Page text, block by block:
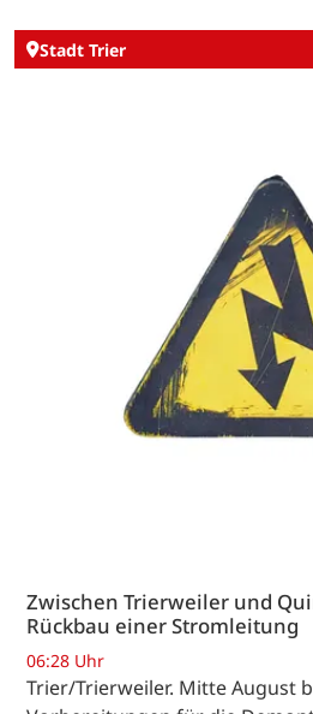
Stadt Trier
Zwischen Trierweiler und
Rückbau einer Stromleitung
06:28 Uhr
Trier/Trierweiler. Mitte August